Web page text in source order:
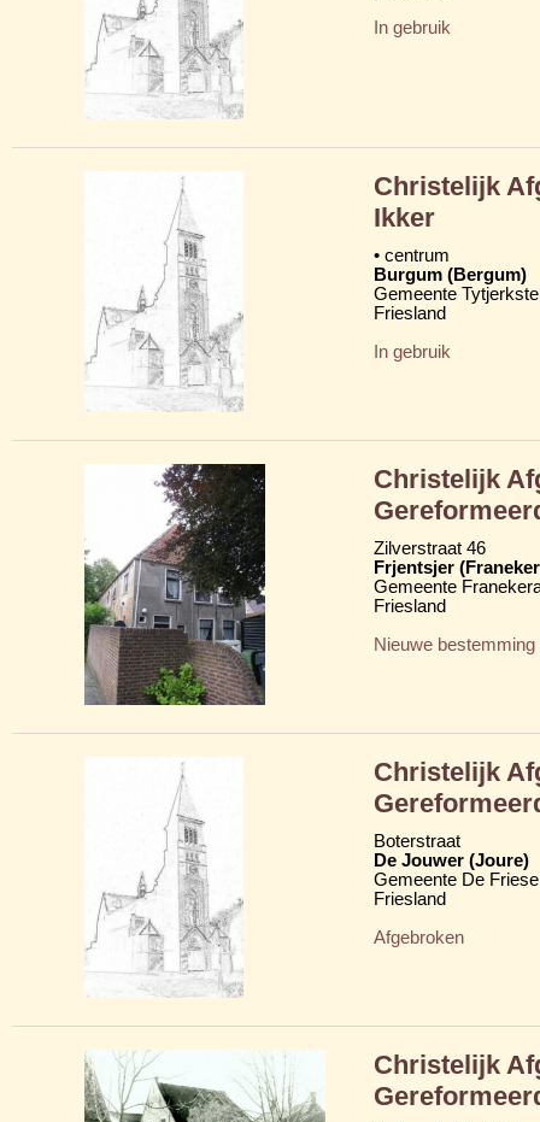
In gebruik
Christelijk
Ikker
• centrum
Burgum (Bergum)
Gemeente
Friesland
In gebruik
Christelijk
Zilverstraat 46
Frjentsjer
Gemeente
Friesland
Nieuwe bestemming
Christelijk
Boterstraat
De Jouwer (Joure)
Gemeente De
Friesland
Afgebroken
Christelijk